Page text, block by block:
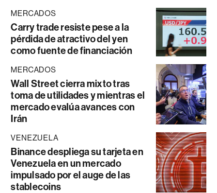
MERCADOS
Carry trade resiste pese a la
pérdida de atractivo del yen
como fuente de financiación
MERCADOS
Wall Street cierra mixto tras
toma de utilidades y mientras el
mercado evalúa avances con
Irán
VENEZUELA
Binance despliega su tarjeta en
Venezuela en un mercado
impulsado por el auge de las
stablecoins